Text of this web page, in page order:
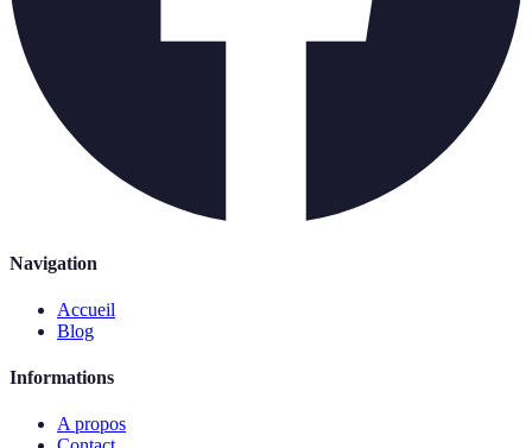
Navigation
Accueil
Blog
Informations
A propos